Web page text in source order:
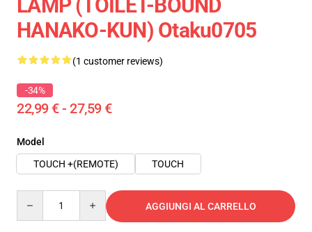
LAMP (TOILET-BOUND
HANAKO-KUN) Otaku0705
(1 customer reviews)
-34%
22,99 € - 27,59 €
Model
TOUCH +(REMOTE)
TOUCH
AGGIUNGI AL CARRELLO